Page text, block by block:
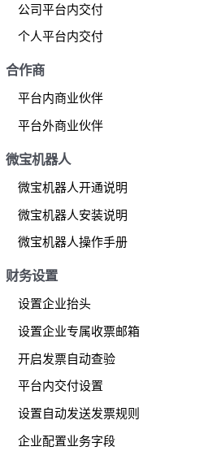
公司平台内交付
个人平台内交付
合作商
平台内商业伙伴
平台外商业伙伴
微宝机器人
微宝机器人开通说明
微宝机器人安装说明
微宝机器人操作手册
财务设置
设置企业抬头
设置企业专属收票邮箱
开启发票自动查验
平台内交付设置
设置自动发送发票规则
企业配置业务字段